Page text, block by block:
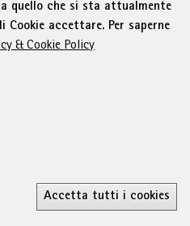
percorso formativo
quello che si sta attualmente
Cookie accettare. Per saperne
& Cookie Policy
Accetta tutti i cookies